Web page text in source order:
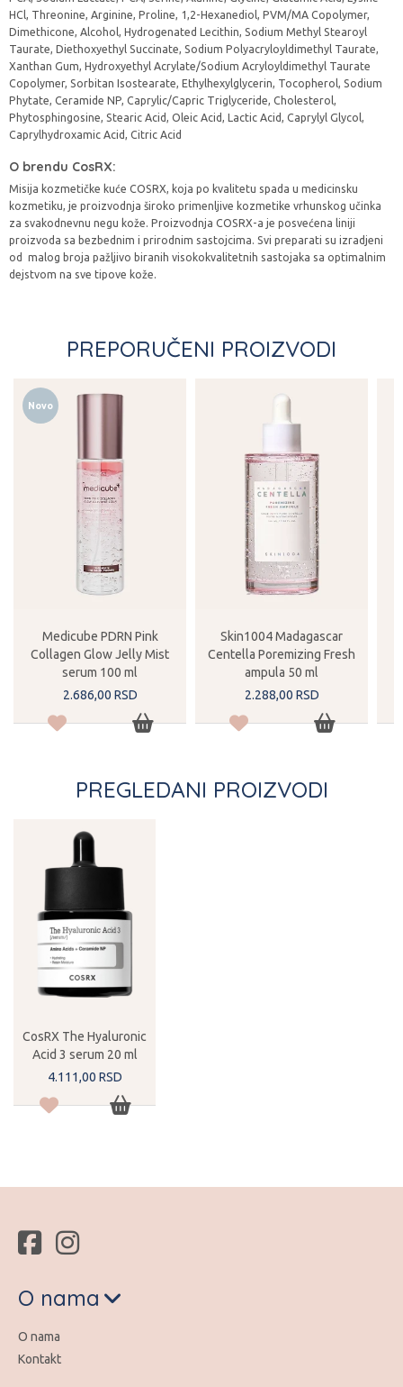
HCl, Threonine, Arginine, Proline, 1,2-Hexanediol, PVM/MA Copolymer,
Dimethicone, Alcohol, Hydrogenated Lecithin, Sodium Methyl Stearoyl
Taurate, Diethoxyethyl Succinate, Sodium Polyacryloyldimethyl Taurate,
Xanthan Gum, Hydroxyethyl Acrylate/Sodium Acryloyldimethyl Taurate
Copolymer, Sorbitan Isostearate, Ethylhexylglycerin, Tocopherol, Sodium
Phytate, Ceramide NP, Caprylic/Capric Triglyceride, Cholesterol,
Phytosphingosine, Stearic Acid, Oleic Acid, Lactic Acid, Caprylyl Glycol,
Caprylhydroxamic Acid, Citric Acid
O brendu CosRX:
Misija kozmetičke kuće COSRX, koja po kvalitetu spada u medicinsku
kozmetiku, je proizvodnja široko primenljive kozmetike vrhunskog učinka
za svakodnevnu negu kože. Proizvodnja COSRX-a je posvećena liniji
proizvoda sa bezbednim i prirodnim sastojcima. Svi preparati su izradjeni
od malog broja pažljivo biranih visokokvalitetnih sastojaka sa optimalnim
dejstvom na sve tipove kože.
PREPORUČENI PROIZVODI
Novo
Medicube PDRN Pink
Collagen Glow Jelly Mist
serum 100 ml
2.686,00 RSD
Skin1004 Madagascar
Centella Poremizing Fresh
ampula 50 ml
2.288,00 RSD
PREGLEDANI PROIZVODI
CosRX The Hyaluronic
Acid 3 serum 20 ml
4.111,00 RSD
O nama
O nama
Kontakt